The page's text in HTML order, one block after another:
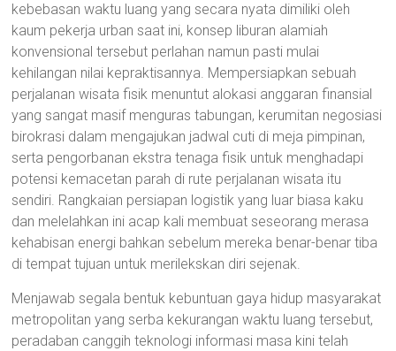
kebebasan waktu luang yang secara nyata dimiliki oleh
kaum pekerja urban saat ini, konsep liburan alamiah
konvensional tersebut perlahan namun pasti mulai
kehilangan nilai kepraktisannya. Mempersiapkan sebuah
perjalanan wisata fisik menuntut alokasi anggaran finansial
yang sangat masif menguras tabungan, kerumitan negosiasi
birokrasi dalam mengajukan jadwal cuti di meja pimpinan,
serta pengorbanan ekstra tenaga fisik untuk menghadapi
potensi kemacetan parah di rute perjalanan wisata itu
sendiri. Rangkaian persiapan logistik yang luar biasa kaku
dan melelahkan ini acap kali membuat seseorang merasa
kehabisan energi bahkan sebelum mereka benar-benar tiba
di tempat tujuan untuk merilekskan diri sejenak.
Menjawab segala bentuk kebuntuan gaya hidup masyarakat
metropolitan yang serba kekurangan waktu luang tersebut,
peradaban canggih teknologi informasi masa kini telah